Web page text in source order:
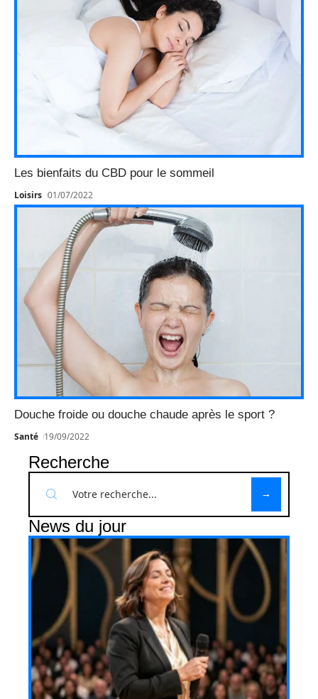
Les bienfaits du CBD pour le sommeil
Loisirs 01/07/2022
Douche froide ou douche chaude après le sport ?
Santé 19/09/2022
Recherche
News du jour